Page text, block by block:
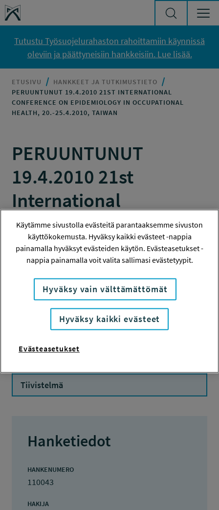
Siirry sisältöön
Työsuojelurahasto
Tutustu Työsuojelurahaston rahoittamiin käynnissä
oleviin ja päättyneisiin hankkeisiin. Lue lisää.
ETUSIVU
HANKKEET JA TUTKIMUSTIETO
PERUUNTUNUT 19.4.2010 21ST INTERNATIONAL
CONFERENCE ON EPIDEMIOLOGY IN OCCUPATIONAL
HEALTH, 20.-25.4.2010, TAIWAN
PERUUNTUNUT
19.4.2010 21st
International
Conference on
Epidemiology in
Occupational health,
20.-25.4.2010, Taiwan
MATKASTIPENDI
Tiivistelmä
Hanketiedot
HANKENUMERO
110043
HAKIJA
Käytämme sivustolla evästeitä parantaaksemme sivuston
käyttökokemusta. Hyväksy kaikki evästeet -nappia
painamalla hyväksyt evästeiden käytön. Evästeasetukset -
nappia painamalla voit valita sallimasi evästetyypit.
Hyväksy vain välttämättömät
Hyväksy kaikki evästeet
Evästeasetukset